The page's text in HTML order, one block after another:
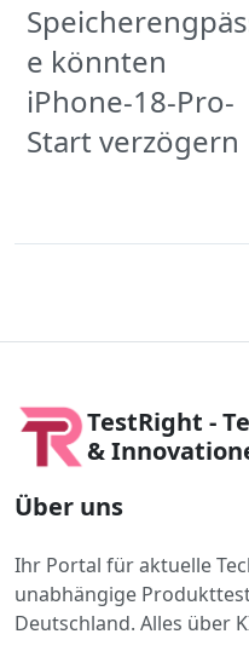
e könnten
iPhone-18-Pro-
Start verzögern
TestRight -
&
Über uns
Ihr Portal für aktuelle
unabhängige
Deutschland. Alles über